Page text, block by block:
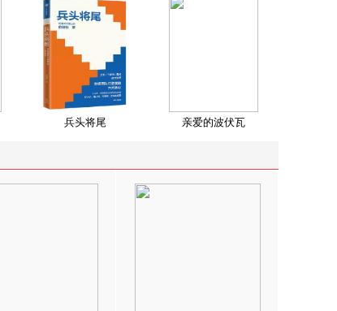
兵头将尾 亲爱的波伏瓦